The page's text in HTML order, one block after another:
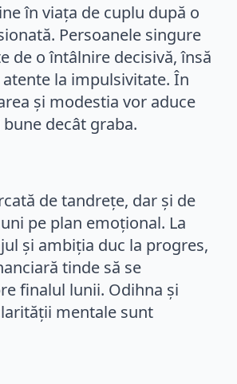
în viața de cuplu după o
Persoanele singure
de o întâlnire decisivă, însă
la impulsivitate. În
și modestia vor aduce
decât graba.
de tandrețe, dar și de
pe plan emoțional. La
și ambiția duc la progres,
tinde să se
finalul lunii. Odihna și
mentale sunt